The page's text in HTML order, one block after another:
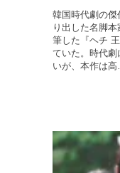
韓国時代劇の傑
り出した名脚
筆した『ヘチ
ていた。時代劇
いが、本作は